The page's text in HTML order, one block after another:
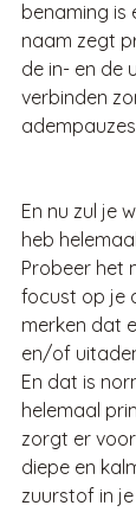
benaming is
naam zegt
de in- en de
verbinden
En nu zul je
heb
Probeer het
focust op je
merken dat
en/of
En dat is
helemaal
zorgt er
diepe en
zuurstof in